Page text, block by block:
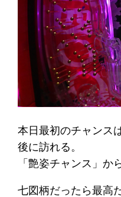
本日最初のチャンス
後に訪れる。
「艶姿チャンス」か
七図柄だったら最高